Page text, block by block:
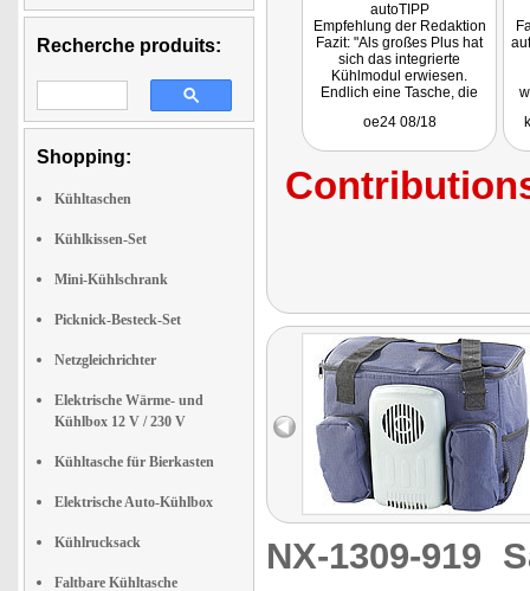
Recherche produits:
Shopping:
Kühltaschen
Kühlkissen-Set
Mini-Kühlschrank
Picknick-Besteck-Set
Netzgleichrichter
Elektrische Wärme- und
Kühlbox 12 V / 230 V
Kühltasche für Bierkasten
Elektrische Auto-Kühlbox
Kühlrucksack
Faltbare Kühltasche
autoTIPP
Empfehlung der Redaktion
Fazit: "Als großes Plus hat
sich das integrierte
Kühlmodul erwiesen.
Endlich eine Tasche, die
auskommt!"
oe24 08/18
NX-1309-919